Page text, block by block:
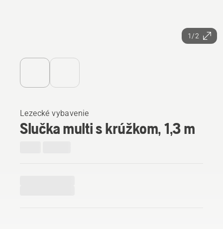
1/2
Lezecké vybavenie
Slučka multi s krúžkom, 1,3 m